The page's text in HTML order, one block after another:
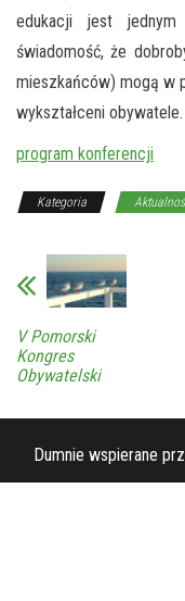
edukacji jest
świadomość, że
mieszkańców) mogą w
wykształceni obywatele.
program konferencji
Kategoria
V Pomorski
Kongres
Obywatelski
Dumnie wspierane